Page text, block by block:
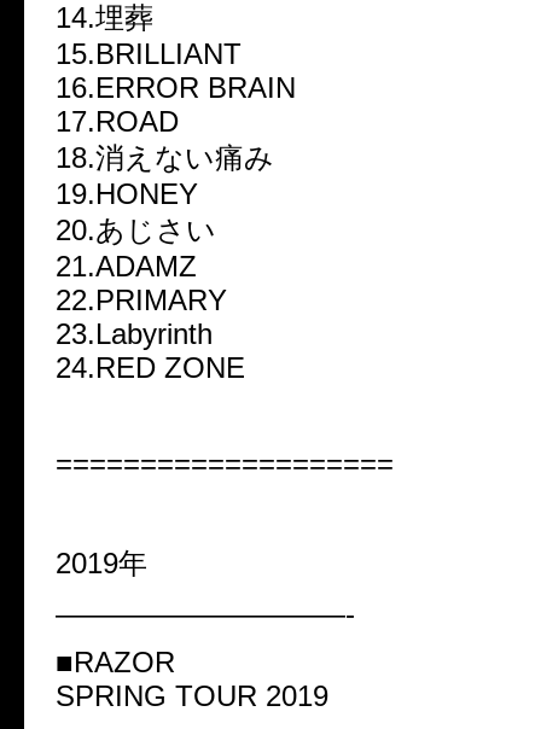
14.埋葬
15.BRILLIANT
16.ERROR BRAIN
17.ROAD
18.消えない痛み
19.HONEY
20.あじさい
21.ADAMZ
22.PRIMARY
23.Labyrinth
24.RED ZONE
====================
2019年
——————————-
■RAZOR
SPRING TOUR 2019